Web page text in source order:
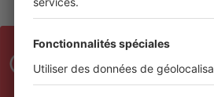
La zone du Gapeau longe
jogging et au vélo dans un